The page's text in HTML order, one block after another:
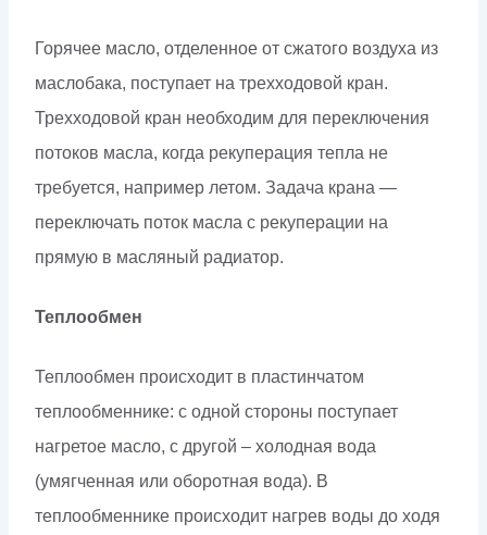
Горячее масло, отделенное от сжатого воздуха из
маслобака, поступает на трехходовой кран.
Трехходовой кран необходим для переключения
потоков масла, когда рекуперация тепла не
требуется, например летом. Задача крана —
переключать поток масла с рекуперации на
прямую в масляный радиатор.
Теплообмен
Теплообмен происходит в пластинчатом
теплообменнике: с одной стороны поступает
нагретое масло, с другой – холодная вода
(умягченная или оборотная вода). В
теплообменнике происходит нагрев воды до ходя